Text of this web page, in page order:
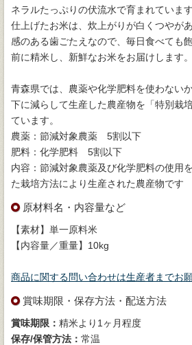
ネラルたっぷりの伏流水で育まれていま
仕上げたお米は、炊上がりが白くつやが
感のある歯ごたえなので、毎日食べても
前に精米し、新鮮なお米をお届けします。
青森県では、農薬や化学肥料を使わない
下に減らして生産した農産物を「特別栽
ています。
農薬：節減対象農薬 5割以下
肥料：化学肥料 5割以下
内容：節減対象農薬及び化学肥料の使用
た栽培方法により生産された農産物です
原材料名・内容量など
【素材】単一原料米
【内容量／重量】10kg
商品に関する問い合わせは生産者までお
賞味期限・保存方法・配送方法
賞味期限： 精米より1ヶ月程度
保存/保管方法： 常温